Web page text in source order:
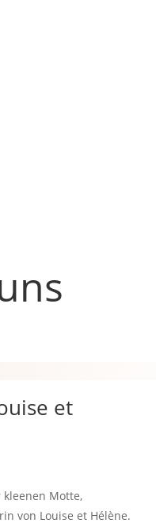
et
kleenen Motte,
von Louise et Hélène.